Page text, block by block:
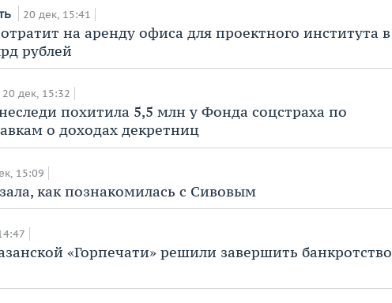
20 дек, 15:41
на аренду офиса для проектного института в
рублей
20 дек, 15:32
похитила 5,5 млн у Фонда соцстраха по
о доходах декретниц
15:09
как познакомилась с Сивовым
«Горпечати» решили завершить банкротство